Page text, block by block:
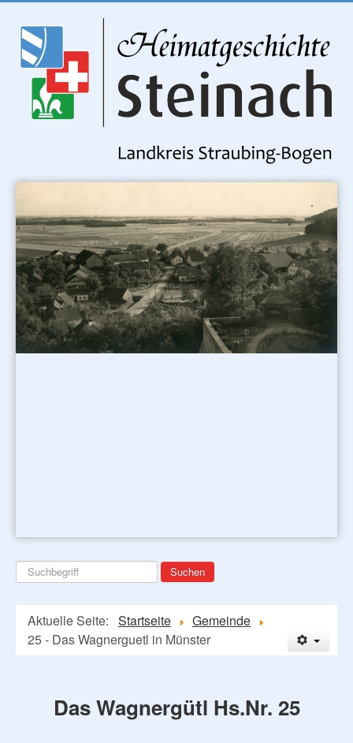
Suchen
...
Suchen
Aktuelle Seite: Startseite
Gemeinde
25 - Das Wagnerguetl in Münster
Das Wagnergütl Hs.Nr. 25